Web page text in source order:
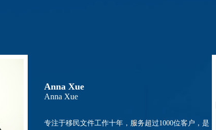
James
James
徐家斌先生（James）毕业于澳大利亚堪培拉大学金融